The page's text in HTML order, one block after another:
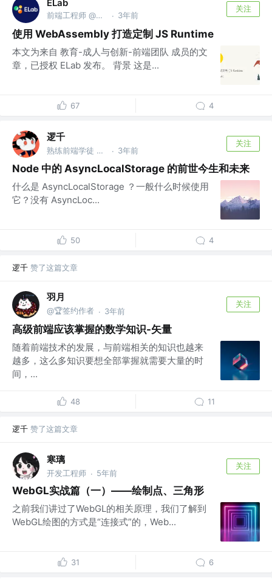
ELab
前端工程师 @公众号：ELab团队 · 3年前
关注
使用 WebAssembly 打造定制 JS Runtime
本文为来自 教育-成人与创新-前端团队 成员的文
章，已授权 ELab 发布。 背景 这是...
67 4
逻千
熟练前端学徒 @ZOOM · 3年前
关注
Node 中的 AsyncLocalStorage 的前世今生和未来
什么是 AsyncLocalStorage ？一般什么时候使用
它？没有 AsyncLoc...
50 4
逻千 赞了这篇文章
羽月
@🏆签约作者 · 3年前
关注
高级前端应该掌握的数学知识-矢量
随着前端技术的发展，与前端相关的知识也越来
越多，这么多知识要想全部掌握就需要大量的时
间，...
48 11
逻千 赞了这篇文章
寒璃
开发工程师 · 5年前
关注
WebGL实战篇（一）——绘制点、三角形
之前我们讲过了WebGL的相关原理，我们了解到
WebGL绘图的方式是“连接式”的，Web...
31 6